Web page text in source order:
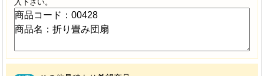
入下さい。